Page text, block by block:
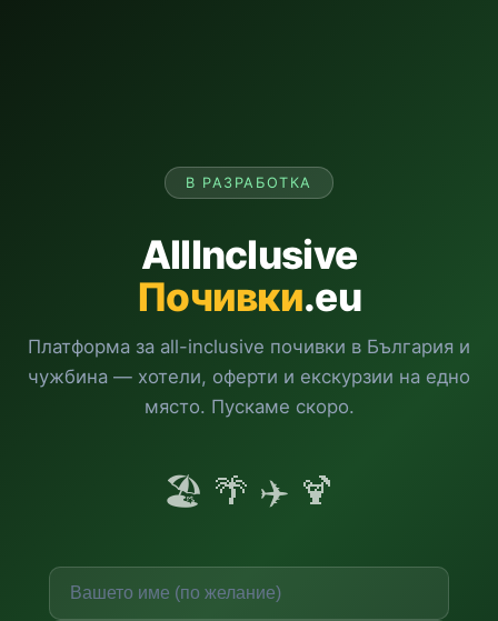
В РАЗРАБОТКА
AllInclusive
Почивки.eu
Платформа за all-inclusive почивки в България и
чужбина — хотели, оферти и екскурзии на едно
място. Пускаме скоро.
🏖️ 🌴 ✈️ 🍹